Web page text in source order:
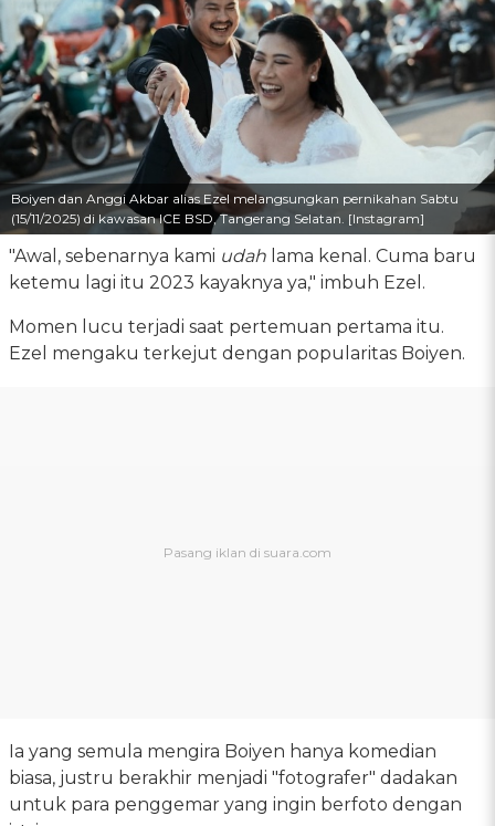
Boiyen dan Anggi Akbar alias Ezel melangsungkan pernikahan Sabtu
(15/11/2025) di kawasan ICE BSD, Tangerang Selatan. [Instagram]
"Awal, sebenarnya kami udah lama kenal. Cuma baru
ketemu lagi itu 2023 kayaknya ya," imbuh Ezel.
Momen lucu terjadi saat pertemuan pertama itu.
Ezel mengaku terkejut dengan popularitas Boiyen.
Ia yang semula mengira Boiyen hanya komedian
biasa, justru berakhir menjadi "fotografer" dadakan
untuk para penggemar yang ingin berfoto dengan